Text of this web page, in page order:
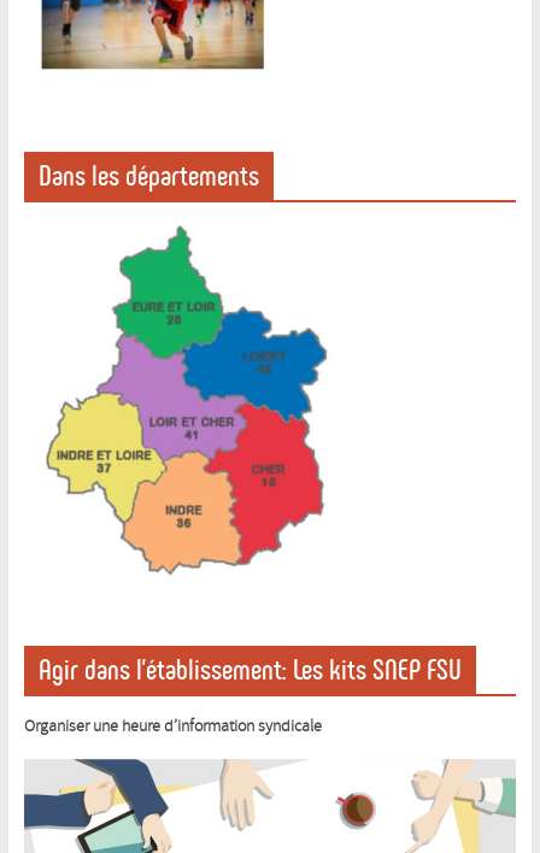
Dans les départements
Agir dans l’établissement: Les kits SNEP FSU
Organiser une heure d’information syndicale